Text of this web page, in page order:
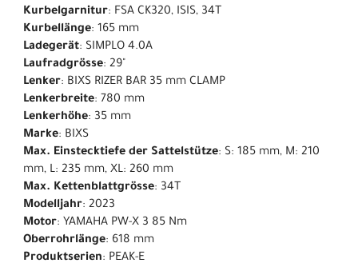
Kurbelgarnitur: FSA CK320, ISIS, 34T
Kurbellänge: 165 mm
Ladegerät: SIMPLO 4.0A
Laufradgrösse: 29"
Lenker: BIXS RIZER BAR 35 mm CLAMP
Lenkerbreite: 780 mm
Lenkerhöhe: 35 mm
Marke: BIXS
Max. Einstecktiefe der Sattelstütze: S: 185 mm, M: 210
mm, L: 235 mm, XL: 260 mm
Max. Kettenblattgrösse: 34T
Modelljahr: 2023
Motor: YAMAHA PW-X 3 85 Nm
Oberrohrlänge: 618 mm
Produktserien: PEAK-E